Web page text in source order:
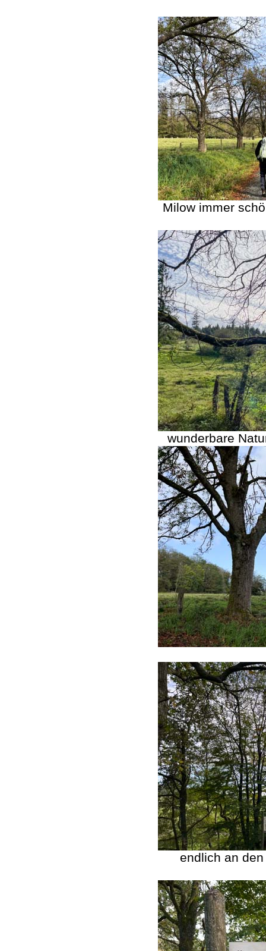
Milow immer
wunderbare
endlich an